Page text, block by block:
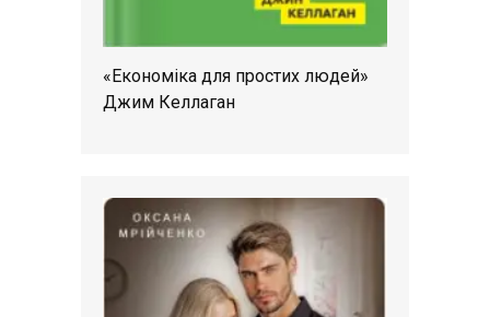
«Економіка для простих людей»
Джим Келлаган